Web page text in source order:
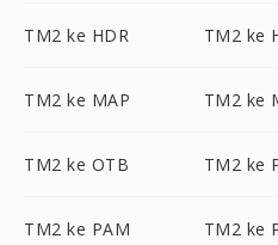
TM2 ke HDR TM2 ke
TM2 ke MAP TM2 ke
TM2 ke OTB TM2 ke
TM2 ke PAM TM2 ke